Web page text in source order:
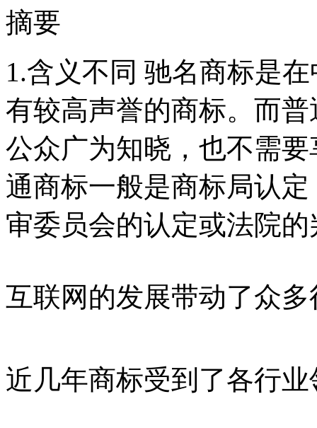
摘要
1.含义不同 驰名商标是
有较高声誉的商标。而
公众广为知晓，也不需
通商标一般是商标局认
审委员会的认定或法院的
互联网的发展带动了众
近几年商标受到了各行